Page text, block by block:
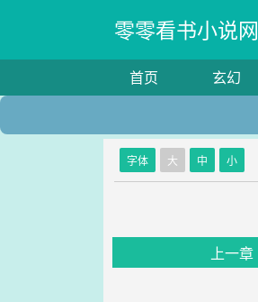
零零看书小说网
首页 玄幻
字体 大 中 小
上一章